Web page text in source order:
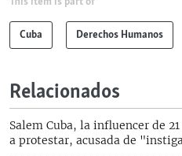
Cuba Derechos Humanos
Relacionados
Salem Cuba, la influencer de
a protestar, acusada de